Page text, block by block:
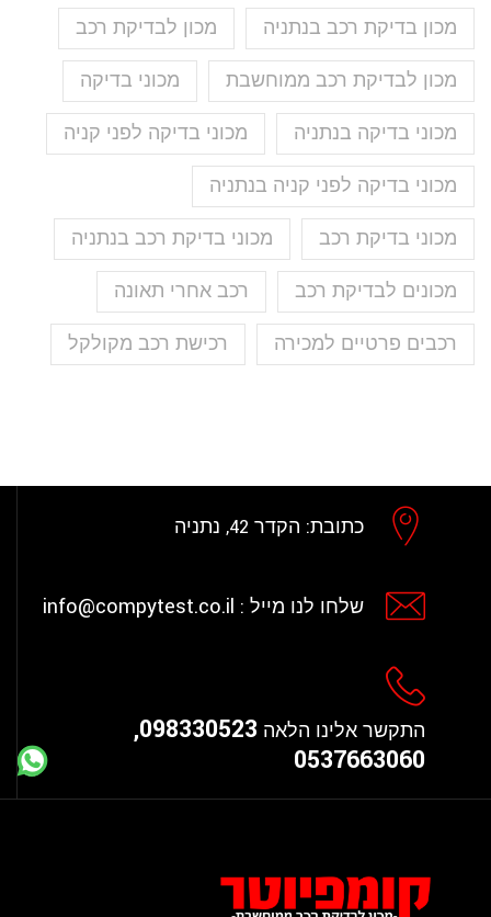
מכון בדיקת רכב בנתניה מכון לבדיקת רכב
מכון לבדיקת רכב ממוחשבת מכוני בדיקה
מכוני בדיקה בנתניה מכוני בדיקה לפני קניה
מכוני בדיקה לפני קניה בנתניה
מכוני בדיקת רכב מכוני בדיקת רכב בנתניה
מכונים לבדיקת רכב רכב אחרי תאונה
רכבים פרטיים למכירה רכישת רכב מקולקל
כתובת: הקדר 42, נתניה
שלחו לנו מייל : info@compytest.co.il
התקשר אלינו הלאה
098330523,
0537663060